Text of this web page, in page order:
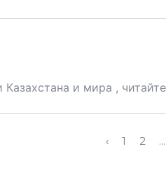
и мира ,
‹ 1 2 ...